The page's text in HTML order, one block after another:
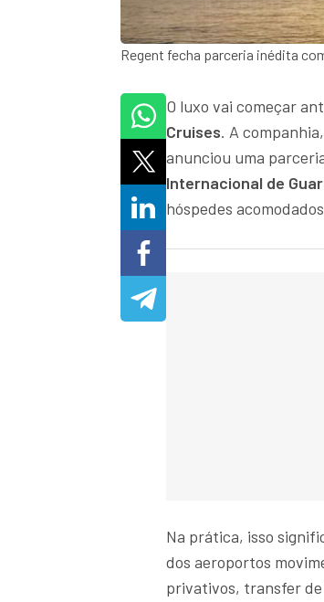
Regent fecha parceria inédita
O luxo vai começar
Cruises. A
anunciou uma
Internacional de
hóspedes
Na prática, isso
dos aeroportos
privativos, transfer de